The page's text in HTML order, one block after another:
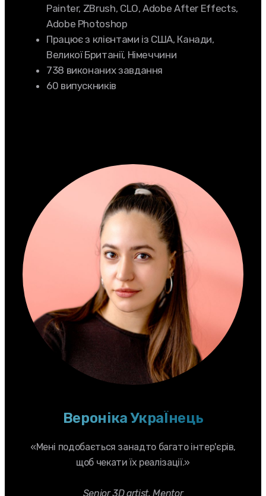
Painter, ZBrush, CLO, Adobe After Effects,
Adobe Photoshop
Працює з клієнтами із США, Канади,
Великої Британії, Німеччини
738 виконаних завдання
60 випускників
Вероніка УкраЇнець
«Мені подобається занадто багато інтер'єрів,
щоб чекати їх реалізації.»
Senior 3D artist, Mentor